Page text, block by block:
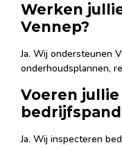
Werken
Vennep?
Ja. Wij ondersteunen
onderhoudsplannen,
Voeren
Ja. Wij inspecteren